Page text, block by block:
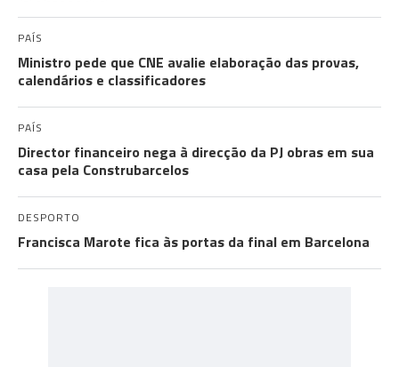
PAÍS
Ministro pede que CNE avalie elaboração das provas,
calendários e classificadores
PAÍS
Director financeiro nega à direcção da PJ obras em sua
casa pela Construbarcelos
DESPORTO
Francisca Marote fica às portas da final em Barcelona